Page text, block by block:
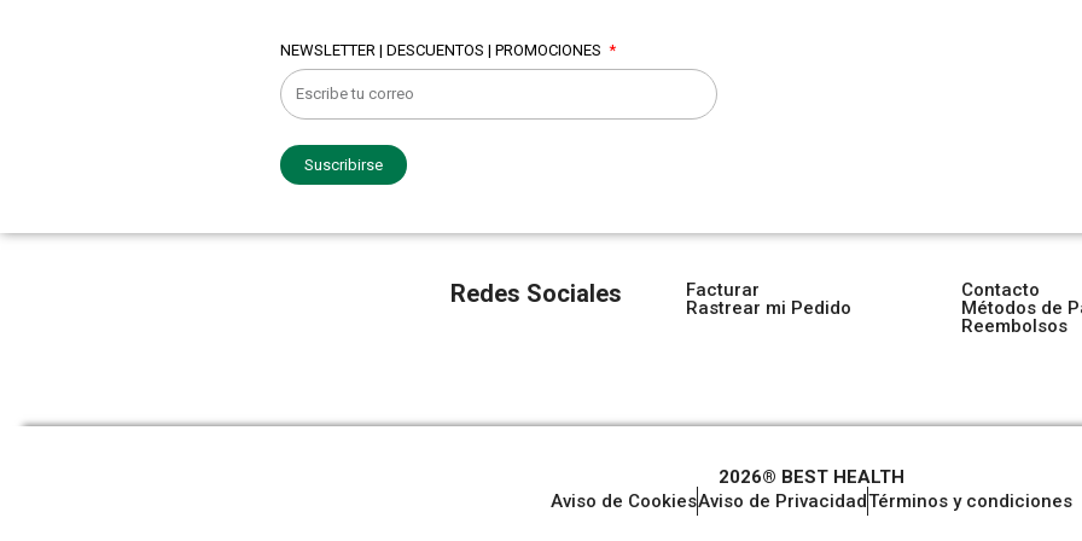
NEWSLETTER | DESCUENTOS | PROMOCIONES
Suscribirse
Redes Sociales
Facturar
Rastrear mi Pedido
Contacto
Métodos de
Reembolsos
2026® BEST HEALTH
Aviso de CookiesAviso de PrivacidadTérminos y condiciones